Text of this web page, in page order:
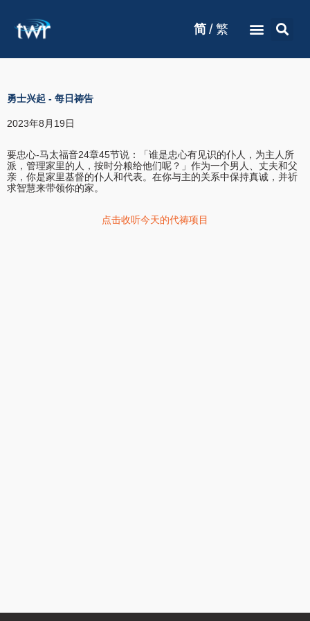
简 / 繁
勇士兴起 - 每日祷告
2023年8月19日
要忠心-马太福音24章45节说：「谁是忠心有见识的仆人，为主人所
派，管理家里的人，按时分粮给他们呢？」作为一个男人、丈夫和父
亲，你是家里基督的仆人和代表。在你与主的关系中保持真诚，并祈
求智慧来带领你的家。
点击收听今天的代祷项目